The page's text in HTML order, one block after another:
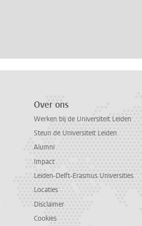
Over ons
Werken bij de Universiteit Leiden
Steun de Universiteit Leiden
Alumni
Impact
Leiden-Delft-Erasmus Universities
Locaties
Disclaimer
Cookies